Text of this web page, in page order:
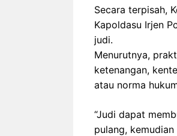
Secara terpisah,
Kapoldasu Irjen
judi.
Menurutnya,
ketenangan,
atau norma
“Judi dapat
pulang,